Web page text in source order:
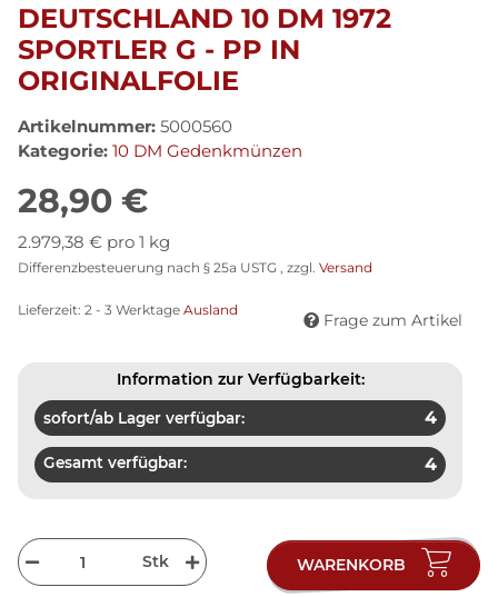
DEUTSCHLAND 10 DM 1972
SPORTLER G - PP IN
ORIGINALFOLIE
Artikelnummer: 5000560
Kategorie: 10 DM Gedenkmünzen
28,90 €
2.979,38 € pro 1 kg
Differenzbesteuerung nach § 25a USTG , zzgl. Versand
Lieferzeit: 2 - 3 Werktage Ausland
Frage zum Artikel
Information zur Verfügbarkeit:
sofort/ab Lager verfügbar: 4
Gesamt verfügbar: 4
Stk WARENKORB